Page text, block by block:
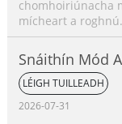
chomhoiriúnacha
mícheart a roghnú.
Snáithín Mód
& Treoir
LÉIGH TUILLEADH
2026-07-31